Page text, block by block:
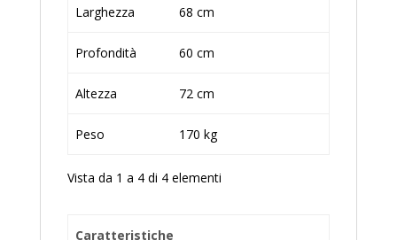
Larghezza 68 cm
Profondità 60 cm
Altezza 72 cm
Peso 170 kg
Vista da 1 a 4 di 4 elementi
Caratteristiche